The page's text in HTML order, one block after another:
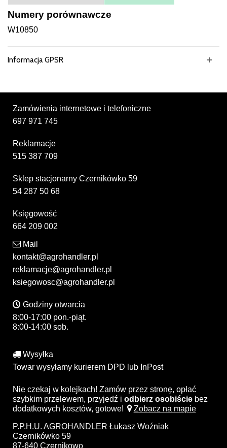
Numery porównawcze
W10850
Informacja GPSR
Zamówienia internetowe i telefoniczne
697 971 745
Reklamacje
515 387 709
Sklep stacjonarny Czernikówko 59
54 287 50 68
Księgowość
664 209 002
Mail
kontakt@agrohandler.pl
reklamacje@agrohandler.pl
ksiegowosc@agrohandler.pl
Godziny otwarcia
8:00-17:00 pon.-piąt.
8:00-14:00 sob.
Wysyłka
Towar wysyłamy kurierem DPD lub InPost
Nie czekaj w kolejkach! Zamów przez stronę, opłać
szybkim przelewem, przyjedź i odbierz osobiście bez
dodatkowych kosztów, gotowe!
Zobacz na mapie
P.P.H.U. AGROHANDLER Łukasz Woźniak
Czernikówko 59
87-640 Czernikowo